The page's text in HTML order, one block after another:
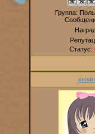
Группа:
Статус: